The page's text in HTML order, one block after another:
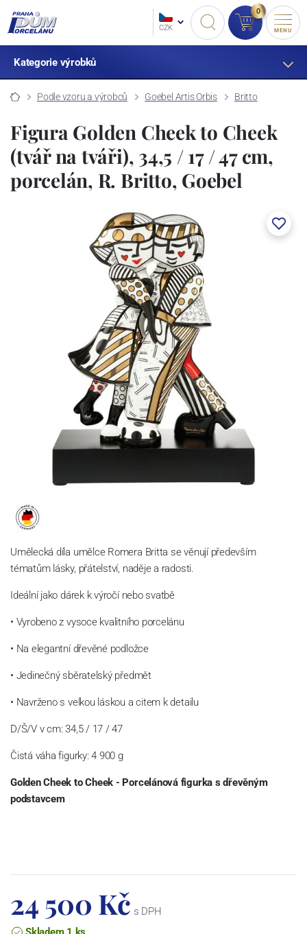
CZK
0
MENU
Kategorie výrobků
Podle vzoru a výrobců Goebel Artis Orbis Britto
Figura Golden Cheek to Cheek
(tvář na tváři), 34,5 / 17 / 47 cm,
porcelán, R. Britto, Goebel
Umělecká díla umělce Romera Britta se věnují především
tématům lásky, přátelství, naděje a radosti.
Ideální jako dárek k výročí nebo svatbě
• Vyrobeno z vysoce kvalitního porcelánu
• Na elegantní dřevěné podložce
• Jedinečný sběratelský předmět
• Navrženo s velkou láskou a citem k detailu
D/Š/V v cm: 34,5 / 17 / 47
Čistá váha figurky: 4 900 g
Golden Cheek to Cheek - Porcelánová figurka s dřevěným
podstavcem
24 500 Kč s DPH